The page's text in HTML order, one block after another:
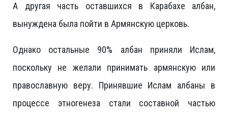
А другая часть оставшихся в Карабахе албан,
вынуждена была пойти в Армянскую церковь.
Однако остальные 90% албан приняли Ислам,
поскольку не желали принимать армянскую или
православную веру. Принявшие Ислам албаны в
процессе этногенеза стали составной частью